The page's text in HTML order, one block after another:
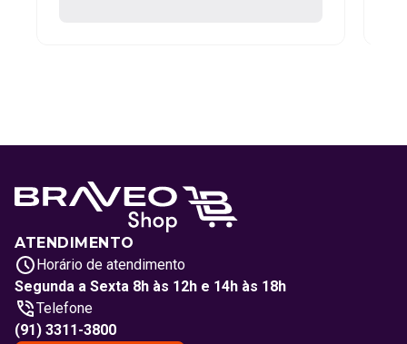
ATENDIMENTO
Horário de atendimento
Segunda a Sexta 8h às 12h e 14h às 18h
Telefone
(91) 3311-3800